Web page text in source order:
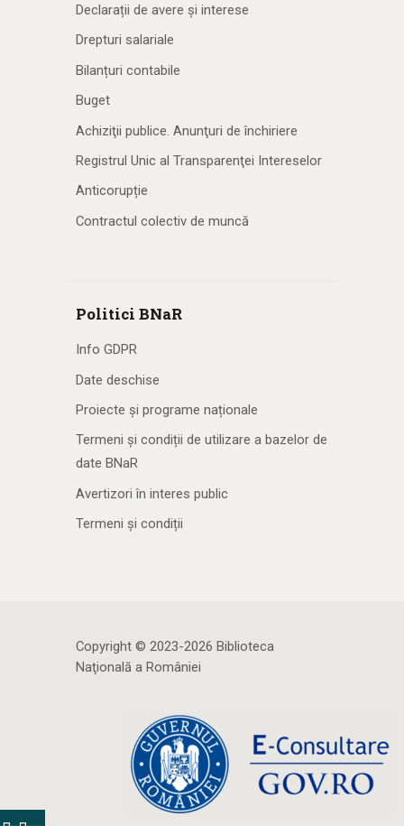
Declarații de avere și interese
Drepturi salariale
Bilanțuri contabile
Buget
Achiziţii publice. Anunţuri de închiriere
Registrul Unic al Transparenţei Intereselor
Anticorupție
Contractul colectiv de muncă
Politici BNaR
Info GDPR
Date deschise
Proiecte și programe naționale
Termeni și condiții de utilizare a bazelor de
date BNaR
Avertizori în interes public
Termeni și condiții
Copyright © 2023-2026 Biblioteca
Naţională a României